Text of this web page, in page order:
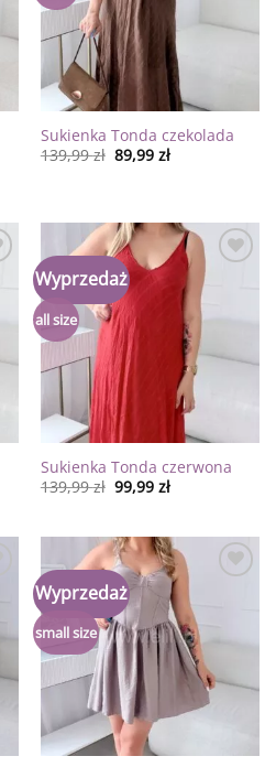
Sukienka Tonda czekolada
139,99zł 89,99 zł
Wyprzedaż
all size
życzeń
Sukienka Tonda czerwona
139,99zł 99,99 zł
Wyprzedaż
small size